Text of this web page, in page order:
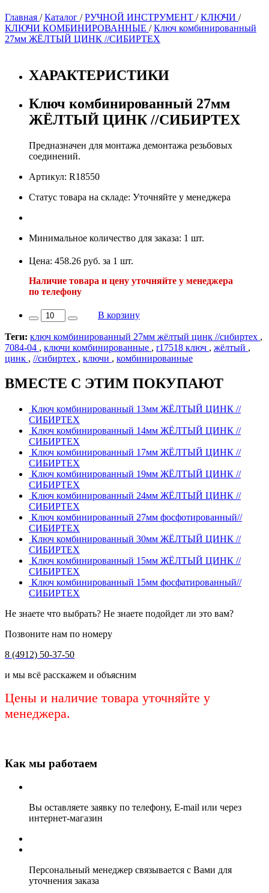
Главная /Каталог /РУЧНОЙ ИНСТРУМЕНТ /КЛЮЧИ /
КЛЮЧИ КОМБИНИРОВАННЫЕ /Ключ комбинированный
27мм ЖЁЛТЫЙ ЦИНК //СИБИРТЕХ
ХАРАКТЕРИСТИКИ
Ключ комбинированный 27мм
ЖЁЛТЫЙ ЦИНК //СИБИРТЕХ
Предназначен для монтажа демонтажа резьбовых
соединений.
Артикул: R18550
Статус товара на складе: Уточняйте у менеджера
Минимальное количество для заказа: 1 шт.
Цена: 458.26 руб. за 1 шт.
Наличие товара и цену уточняйте у менеджера
по телефону
В корзину
Теги: ключ комбинированный 27мм жёлтый цинк //сибиртех ,
7084-04 , ключи комбинированные , r17518 ключ , жёлтый ,
цинк , //сибиртех , ключи , комбинированные
ВМЕСТЕ С ЭТИМ ПОКУПАЮТ
Ключ комбинированный 13мм ЖЁЛТЫЙ ЦИНК //
СИБИРТЕХ
Ключ комбинированный 14мм ЖЁЛТЫЙ ЦИНК //
СИБИРТЕХ
Ключ комбинированный 17мм ЖЁЛТЫЙ ЦИНК //
СИБИРТЕХ
Ключ комбинированный 19мм ЖЁЛТЫЙ ЦИНК //
СИБИРТЕХ
Ключ комбинированный 24мм ЖЁЛТЫЙ ЦИНК //
СИБИРТЕХ
Ключ комбинированный 27мм фосфотированный//
СИБИРТЕХ
Ключ комбинированный 30мм ЖЁЛТЫЙ ЦИНК //
СИБИРТЕХ
Ключ комбинированный 15мм ЖЁЛТЫЙ ЦИНК //
СИБИРТЕХ
Ключ комбинированный 15мм фосфатированный//
СИБИРТЕХ
Не знаете что выбрать? Не знаете подойдет ли это вам?
Позвоните нам по номеру
8 (4912) 50-37-50
и мы всё расскажем и объясним
Цены и наличие товара уточняйте у
менеджера.
Как мы работаем
Вы оставляете заявку по телефону, E-mail или через
интернет-магазин
Персональный менеджер связывается с Вами для
уточнения заказа